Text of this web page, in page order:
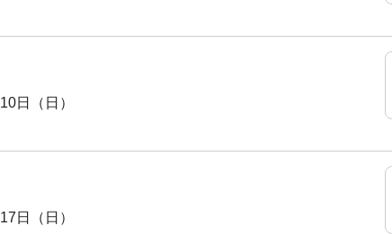
日（日）
日（日）